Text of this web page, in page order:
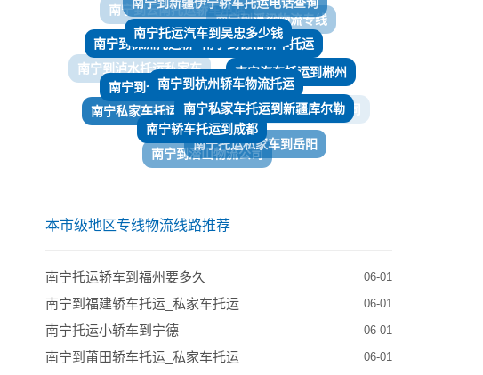
南宁到泸水托运私家车
南宁到株洲托运轿车电话
南宁托运汽车到吴忠多少钱
南宁到德格轿车托运
南宁汽车托运到郴州
南宁到九江拖车物流公司
南宁到长治轿车物流托运
南宁托运轿车到吉林长春多少钱
南宁托运轿车到若尔盖
南宁私家车托运到阿里
南宁到七台河托运私家车
南宁到杭州轿车物流托运
南宁私家车托运到新疆库尔勒
南宁托运私家车到岳阳
南宁到潜山物流公司
本市级地区专线物流线路推荐
南宁托运轿车到福州要多久 06-01
南宁到福建轿车托运_私家车托运 06-01
南宁托运小轿车到宁德 06-01
南宁到莆田轿车托运_私家车托运 06-01